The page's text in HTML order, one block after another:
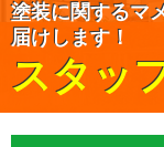
塗装に関するマ
届けします！
スタッ